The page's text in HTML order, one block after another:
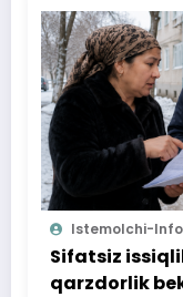
Istemolchi-Info
Sifatsiz
qarzdorlik